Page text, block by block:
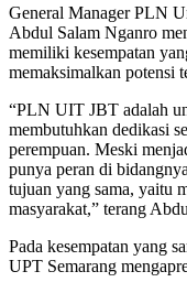
General Manager PLN
Abdul Salam Nganro
memiliki kesempatan
memaksimalkan potensi
“PLN UIT JBT adalah
membutuhkan dedikasi
perempuan. Meski
punya peran di
tujuan yang sama, yaitu
masyarakat,” terang
Pada kesempatan yang
UPT Semarang